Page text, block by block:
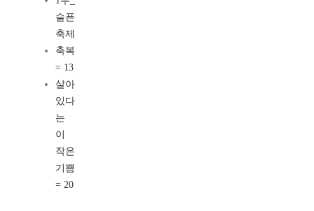
슬픈
축제
축복
= 13
살아
있다
는
이
작은
기쁨
= 20